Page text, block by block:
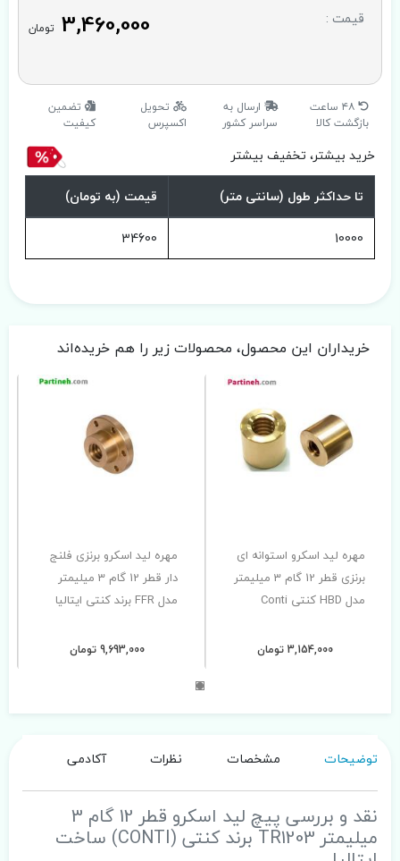
قیمت :
3,460,000 تومان
۴۸ ساعت
بازگشت کالا
ارسال به
سراسر کشور
تحویل
اکسپرس
تضمین
کیفیت
خرید بیشتر، تخفیف بیشتر
تا حداکثر طول (سانتی متر)
قیمت (به تومان)
10000
34600
خریداران این محصول، محصولات زیر را هم خریده‌اند
مهره لید اسکرو استوانه ای
برنزی قطر 12 گام 3 میلیمتر
مدل HBD کنتی Conti
3,154,000 تومان
مهره لید اسکرو برنزی فلنج
دار قطر 12 گام 3 میلیمتر
مدل FFR برند کنتی ایتالیا
9,693,000 تومان
توضیحات مشخصات نظرات آکادمی
نقد و بررسی پیچ لید اسکرو قطر 12 گام 3
میلیمتر TR1203 برند کنتی (CONTI) ساخت